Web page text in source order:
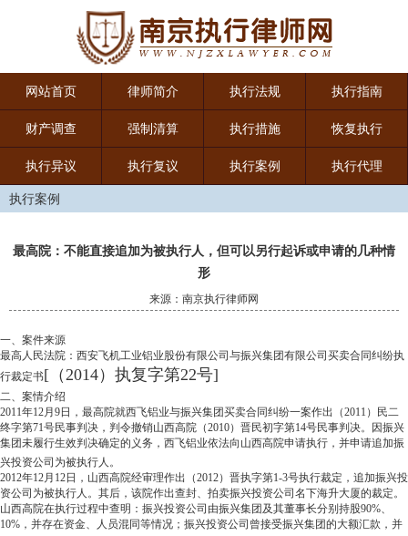
网站首页 律师简介 执行法规 执行指南
财产调查 强制清算 执行措施 恢复执行
执行异议 执行复议 执行案例 执行代理
执行案例
最高院：不能直接追加为被执行人，但可以另行起诉或申请的几种情
形
来源：南京执行律师网
一、案件来源
最高人民法院：西安飞机工业铝业股份有限公司与振兴集团有限公司买卖合同纠纷执
行裁定书[（2014）执复字第22号]
二、案情介绍
2011年12月9日，最高院就西飞铝业与振兴集团买卖合同纠纷一案作出（2011）民二
终字第71号民事判决，判令撤销山西高院（2010）晋民初字第14号民事判决。因振兴
集团未履行生效判决确定的义务，西飞铝业依法向山西高院申请执行，并申请追加振
兴投资公司为被执行人。
2012年12月12日，山西高院经审理作出（2012）晋执字第1-3号执行裁定，追加振兴投
资公司为被执行人。其后，该院作出查封、拍卖振兴投资公司名下海升大厦的裁定。
山西高院在执行过程中查明：振兴投资公司由振兴集团及其董事长分别持股90%、
10%，并存在资金、人员混同等情况；振兴投资公司曾接受振兴集团的大额汇款，并